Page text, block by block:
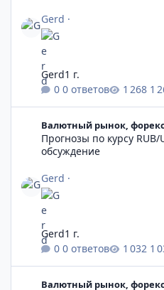
Gerd ·
0 ответов 1
Gerd1 г.
Валютный рынок, форекс
Прогнозы по курсу
обсуждение
Gerd ·
0 ответов 1
Gerd1 г.
Валютный рынок, форекс